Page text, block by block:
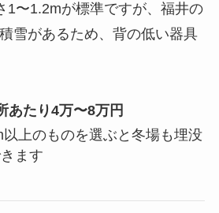
1〜1.2mが標準ですが、福井の
雪があるため、背の低い器具
あたり4万〜8万円
上のものを選ぶと冬場も埋没
ます